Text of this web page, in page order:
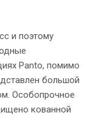
и поэтому
Panto, помимо
большой
Особопрочное
кованной